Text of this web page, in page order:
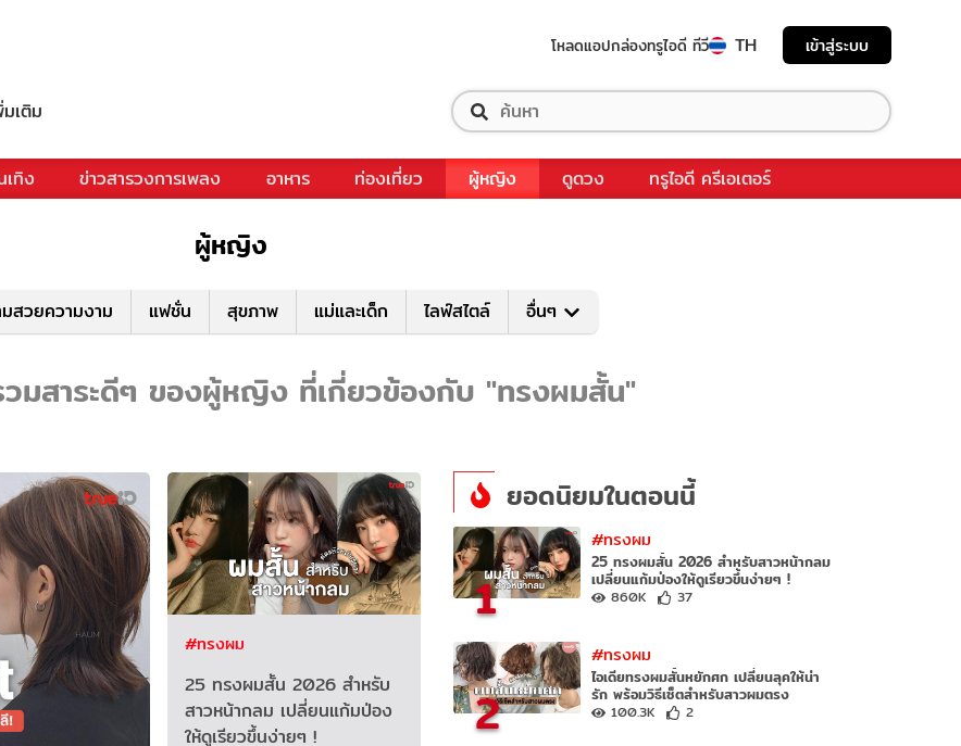
โหลดแอปกล่องทรูไอดี ทีวี TH เข้าสู่ระบบ
มเติม
เทิง ข่าวสารวงการเพลง อาหาร ท่องเที่ยว ผู้หญิง ดูดวง ทรูไอดี ครีเอเตอร์
ผู้หญิง
สวยความงาม แฟชั่น สุขภาพ แม่และเด็ก ไลฟ์สไตล์ อื่นๆ
มสาระดีๆ ของผู้หญิง ที่เกี่ยวข้องกับ "ทรงผมสั้น"
#ทรงผม
25 ทรงผมสั้น 2026 สำหรับ
สาวหน้ากลม เปลี่ยนแก้มป่อง
ให้ดูเรียวขึ้นง่ายๆ !
ยอดนิยมในตอนนี้
1
#ทรงผม
25 ทรงผมสั้น 2026 สำหรับสาวหน้ากลม
เปลี่ยนแก้มป่องให้ดูเรียวขึ้นง่ายๆ !
860K 37
2
#ทรงผม
ไอเดียทรงผมสั้นหยักศก เปลี่ยนลุคให้น่า
รัก พร้อมวิธีเซ็ตสำหรับสาวผมตรง
100.3K 2